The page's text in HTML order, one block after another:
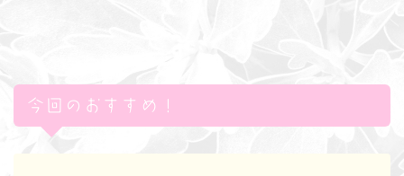
今回のおすすめ！